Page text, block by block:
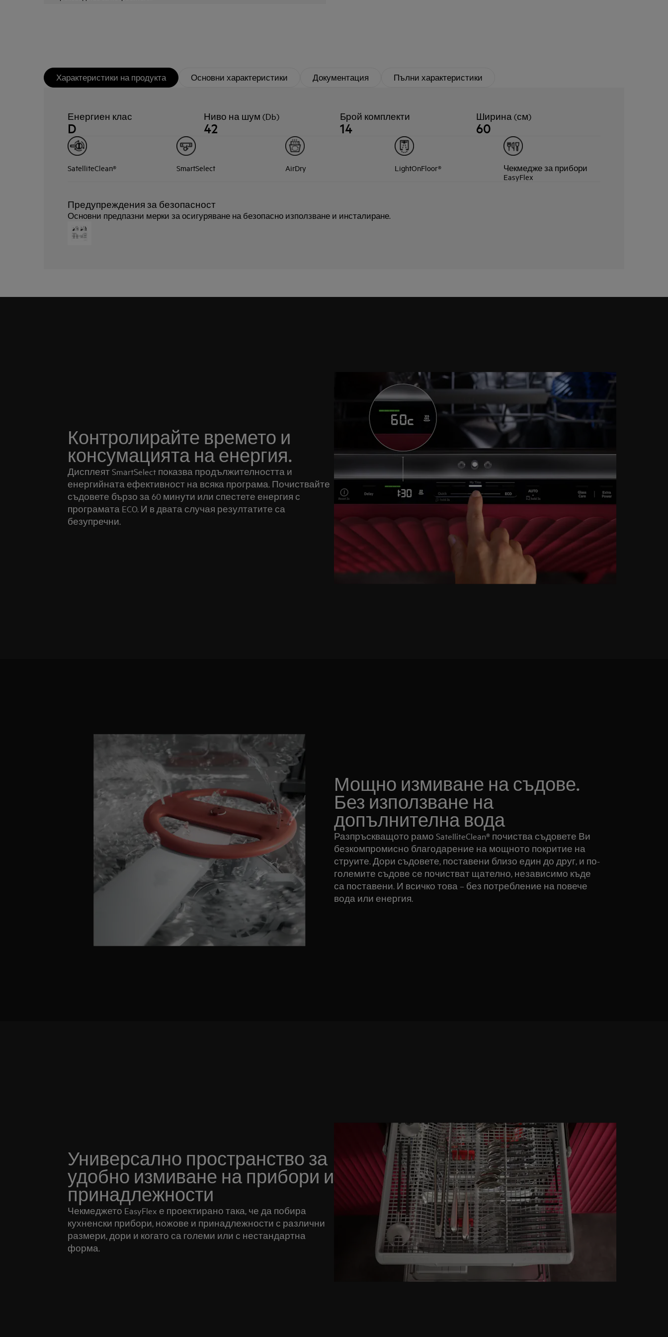
Характеристики на продукта Основни характеристики Документация Пълни характеристики
Енергиен клас
D
Ниво на шум (Db)
42
Брой комплекти
14
Ширина (см)
60
SatelliteClean® SmartSelect AirDry LightOnFloor®
Чекмедже за прибори
EasyFlex
Предупреждения за безопасност
Основни предпазни мерки за осигуряване на безопасно използване и инсталиране.
Контролирайте времето и
консумацията на енергия.
Дисплеят SmartSelect показва продължителността и
енергийната ефективност на всяка програма. Почиствайте
съдовете бързо за 60 минути или спестете енергия с
програмата ECO. И в двата случая резултатите са
безупречни.
Мощно измиване на съдове.
Без използване на
допълнителна вода
Разпръскващото рамо SatelliteClean® почиства съдовете Ви
безкомпромисно благодарение на мощното покритие на
струите. Дори съдовете, поставени близо един до друг, и по-
големите съдове се почистват щателно, независимо къде
са поставени. И всичко това – без потребление на повече
вода или енергия.
Универсално пространство за
удобно измиване на прибори и
принадлежности
Чекмеджето EasyFlex е проектирано така, че да побира
кухненски прибори, ножове и принадлежности с различни
размери, дори и когато са големи или с нестандартна
форма.